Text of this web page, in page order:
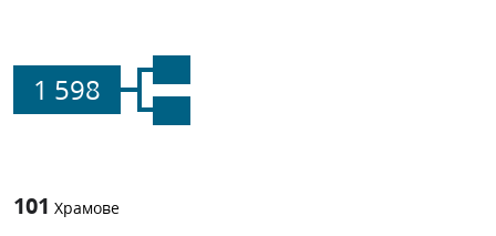
1 598
101 Храмове